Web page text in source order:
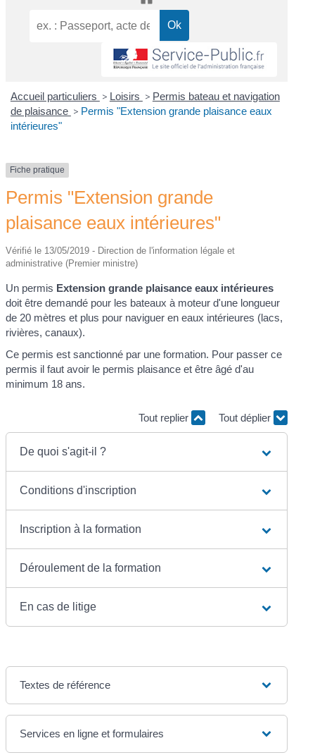
Accueil particuliers > Loisirs > Permis bateau et navigation
de plaisance > Permis "Extension grande plaisance eaux
intérieures"
Fiche pratique
Permis "Extension grande
plaisance eaux intérieures"
Vérifié le 13/05/2019 - Direction de l'information légale et
administrative (Premier ministre)
Un permis Extension grande plaisance eaux intérieures
doit être demandé pour les bateaux à moteur d'une longueur
de 20 mètres et plus pour naviguer en eaux intérieures (lacs,
rivières, canaux).
Ce permis est sanctionné par une formation. Pour passer ce
permis il faut avoir le permis plaisance et être âgé d'au
minimum 18 ans.
Tout replier Tout déplier
De quoi s'agit-il ?
Conditions d'inscription
Inscription à la formation
Déroulement de la formation
En cas de litige
Textes de référence
Services en ligne et formulaires